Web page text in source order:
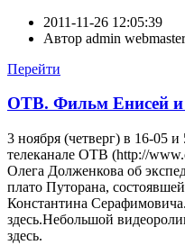
2011-11-26 12:05:39
Автор admin webmaster
Перейти
ОТВ. Фильм Енисей и
3 ноября (четверг) в 16-05
телеканале ОТВ (http://
Олега Долженкова об
плато Путорана,
Константина
здесь.Небольшой
здесь.